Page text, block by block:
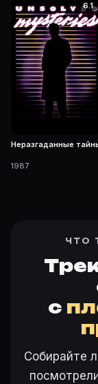
6.1
Неразгаданные
1987
ЧТО
с
Собирайте